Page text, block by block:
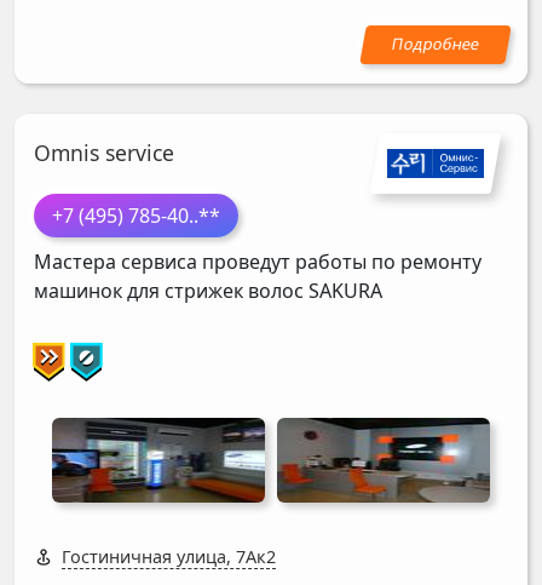
Omnis service
+7 (495) 785-40..**
Мастера сервиса проведут работы по ремонту
машинок для стрижек волос SAKURA
Гостиничная улица, 7Ак2